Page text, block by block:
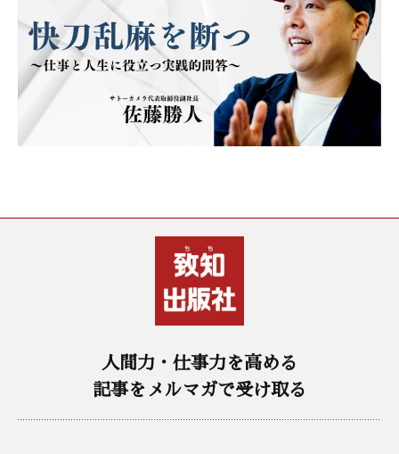
人間力・仕事力を高める
記事をメルマガで受け取る